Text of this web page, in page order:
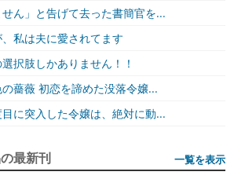
せん」と告げて去った書簡官を...
私は夫に愛されてます
択肢しかありません！！
薔薇 初恋を諦めた没落令嬢...
に突入した令嬢は、絶対に動...
最新刊 一覧を表示